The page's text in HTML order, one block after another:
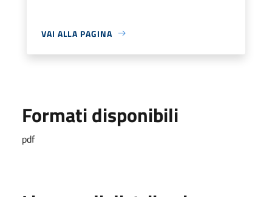
VAI ALLA PAGINA
Formati disponibili
pdf